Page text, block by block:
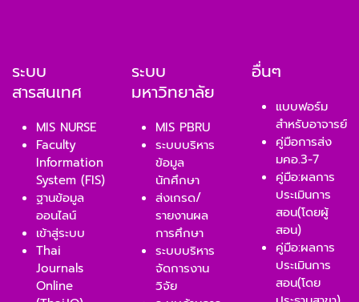
ระบบ
สารสนเทศ
MIS NURSE
Faculty
Information
System (FIS)
ฐานข้อมูล
ออนไลน์
เข้าสู่ระบบ
Thai
Journals
Online
ระบบ
มหาวิทยาลัย
MIS PBRU
ระบบบริหาร
ข้อมูล
นักศึกษา
ส่งเกรด/
รายงานผล
การศึกษา
ระบบบริหาร
จัดการงาน
วิจัย
อื่นๆ
แบบฟอร์ม
สำหรับอาจารย์
คู่มือการส่ง
มคอ.3-7
คู่มือ:ผลการ
ประเมินการ
สอน(โดยผู้
สอน)
คู่มือ:ผลการ
ประเมินการ
สอน(โดย